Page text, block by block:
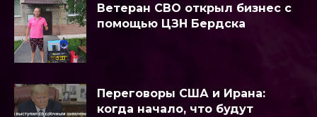
Ветеран СВО открыл бизнес с
помощью ЦЗН Бердска
Переговоры США и Ирана:
когда начало, что будут